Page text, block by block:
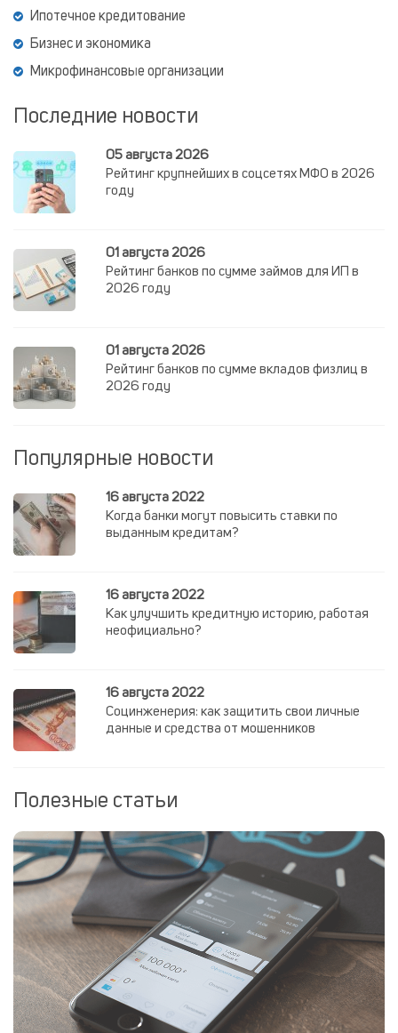
Ипотечное кредитование
Бизнес и экономика
Микрофинансовые организации
Последние новости
05 августа 2026
Рейтинг крупнейших в соцсетях МФО в 2026
году
01 августа 2026
Рейтинг банков по сумме займов для ИП в
2026 году
01 августа 2026
Рейтинг банков по сумме вкладов физлиц в
2026 году
Популярные новости
16 августа 2022
Когда банки могут повысить ставки по
выданным кредитам?
16 августа 2022
Как улучшить кредитную историю, работая
неофициально?
16 августа 2022
Социнженерия: как защитить свои личные
данные и средства от мошенников
Полезные статьи